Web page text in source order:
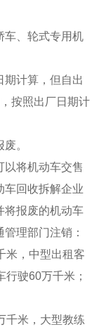
车、轮式专用机
期计算，但自出
按照出厂日期计
。
以将机动车交售
车回收拆解企业
将报废的机动车
理部门注销：
米，中型出租客
驶60万千米；
千米，大型教练